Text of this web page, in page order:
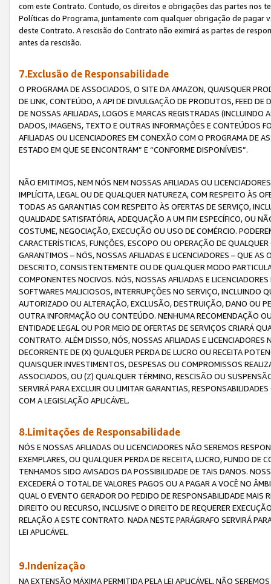
com este Contrato. Contudo, os direitos e obrigações das partes nos
Políticas do Programa, juntamente com qualquer obrigação de
deste Contrato. A rescisão do Contrato não eximirá as partes de
antes da rescisão.
7.Exclusão de Responsabilidade
O PROGRAMA DE ASSOCIADOS, O SITE DA AMAZON, QUAISQUER
DE LINK, CONTEÚDO, A API DE DIVULGAÇÃO DE PRODUTOS, FEED
DE NOSSAS AFILIADAS, LOGOS E MARCAS REGISTRADAS
DADOS, IMAGENS, TEXTO E OUTRAS INFORMAÇÕES E CONTEÚDOS
AFILIADAS OU LICENCIADORES EM CONEXÃO COM O PROGRAMA DE
ESTADO EM QUE SE ENCONTRAM” E “CONFORME DISPONÍVEIS”.
NÃO EMITIMOS, NEM NÓS NEM NOSSAS AFILIADAS OU
IMPLÍCITA, LEGAL OU DE QUALQUER NATUREZA, COM RESPEITO ÀS
TODAS AS GARANTIAS COM RESPEITO ÀS OFERTAS DE SERVIÇO,
QUALIDADE SATISFATÓRIA, ADEQUAÇÃO A UM FIM ESPECÍFICO, OU
COSTUME, NEGOCIAÇÃO, EXECUÇÃO OU USO DE COMÉRCIO.
CARACTERÍSTICAS, FUNÇÕES, ESCOPO OU OPERAÇÃO DE
GARANTIMOS – NÓS, NOSSAS AFILIADAS E LICENCIADORES – QUE
DESCRITO, CONSISTENTEMENTE OU DE QUALQUER MODO
COMPONENTES NOCIVOS. NÓS, NOSSAS AFILIADAS E
SOFTWARES MALICIOSOS, INTERRUPÇÕES NO SERVIÇO, INCLUINDO
AUTORIZADO OU ALTERAÇÃO, EXCLUSÃO, DESTRUIÇÃO, DANO OU
OUTRA INFORMAÇÃO OU CONTEÚDO. NENHUMA RECOMENDAÇÃO
ENTIDADE LEGAL OU POR MEIO DE OFERTAS DE SERVIÇOS CRIARÁ
CONTRATO. ALÉM DISSO, NÓS, NOSSAS AFILIADAS E
DECORRENTE DE (X) QUALQUER PERDA DE LUCRO OU RECEITA
QUAISQUER INVESTIMENTOS, DESPESAS OU COMPROMISSOS
ASSOCIADOS, OU (Z) QUALQUER TÉRMINO, RESCISÃO OU
SERVIRÁ PARA EXCLUIR OU LIMITAR GARANTIAS,
COM A LEGISLAÇÃO APLICÁVEL.
8.Limitações de Responsabilidade
NÓS E NOSSAS AFILIADAS OU LICENCIADORES NÃO SEREMOS
EXEMPLARES, OU QUALQUER PERDA DE RECEITA, LUCRO, FUNDO
TENHAMOS SIDO AVISADOS DA POSSIBILIDADE DE TAIS DANOS.
EXCEDERÁ O TOTAL DE VALORES PAGOS OU A PAGAR A VOCÊ NO
QUAL O EVENTO GERADOR DO PEDIDO DE RESPONSABILIDADE
DIREITO OU RECURSO, INCLUSIVE O DIREITO DE REQUERER
RELAÇÃO A ESTE CONTRATO. NADA NESTE PARÁGRAFO SERVIRÁ
LEI APLICÁVEL.
9.Indenização
NA EXTENSÃO MÁXIMA PERMITIDA PELA LEI APLICÁVEL, NÃO